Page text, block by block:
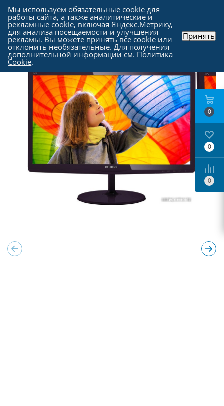
Каталог - Мониторы
0
0
0
Мы используем обязательные cookie для
работы сайта, а также аналитические и
рекламные cookie, включая Яндекс.Метрику,
для анализа посещаемости и улучшения
рекламы. Вы можете принять все cookie или
отклонить необязательные. Для получения
дополнительной информации см. Политика
Cookie.
Принять